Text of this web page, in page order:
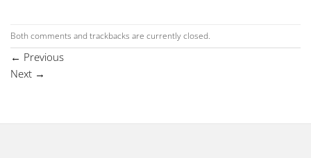
Both comments and trackbacks are currently closed.
← Previous
Next →